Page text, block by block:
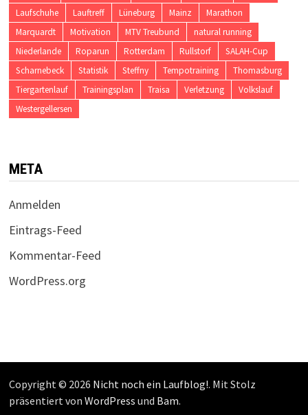
Laufschuhe
Lauftreff Lüneburg Mainz
Marathon
Marquardt
Motivation MTV Treubund
natural running
Niederlande
Roparun Rotterdam Rullstorf
SALAH-Cup
Scharnebeck
Statistik Steffny Tempotraining
Thomasburg
Tiergartenlauf
Trainingsplan Traisa Verletzung
Volkslauf
Westergellersen
META
Anmelden
Eintrags-Feed
Kommentar-Feed
WordPress.org
Copyright © 2026 Nicht noch ein Laufblog!. Mit Stolz
präsentiert von WordPress und Bam.